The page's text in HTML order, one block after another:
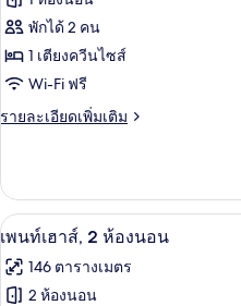
ของ
ห้อง
จู
เนียร์
พักได้ 2 คน
1 เตียงควีนไซส์
Wi-Fi ฟรี
รายละเอียดเพิ่มเติม
ราย
เกี่ยว
กับ
ห้อง
เนียร์
สวี
เปิด
ภาพถ่าย
ทั้งหมด
3
เพนท์เฮาส์, 2 ห้องนอน
146 ตารางเมตร
2 ห้องนอน